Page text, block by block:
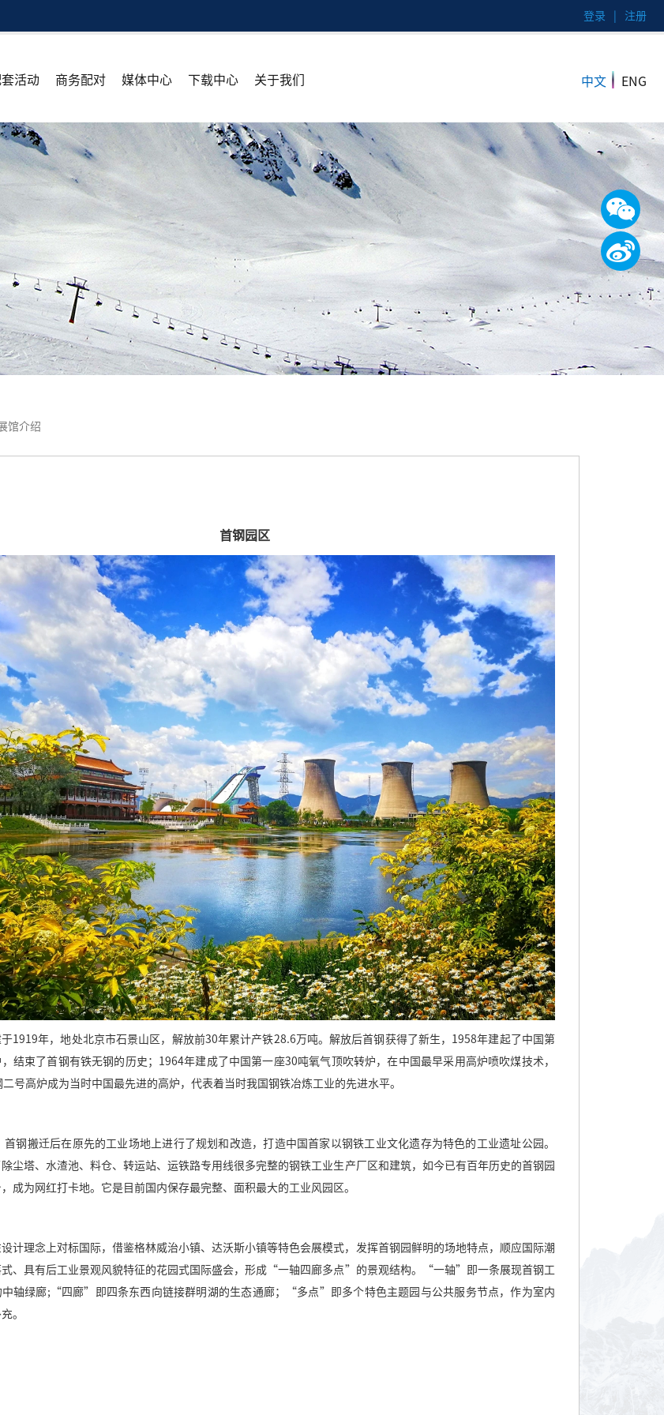
登录 注册
活动 商务配对 媒体中心 下载中心 关于我们 中文 | ENG
馆介绍
首钢园区
1919年，地处北京市石景山区，解放前30年累计产铁28.6万吨。解放后首钢获得了新生， 1958年建起了中国第
结束了首钢有铁无钢的历史； 1964年建成了中国第一座30 吨氧气顶吹转炉，在中国最早采用高炉喷吹煤技术，
号高炉成为当时中国最先进的高炉，代表着当时我国钢铁冶炼工业的先进水平。
首钢搬迁后在原先的工业场地上进行了规划和改造，打造中国首家以钢铁工业文化遗存为特色的工业遗址公园。
尘塔、水渣池、料仓、转运站、运铁路专用线很多完整的钢铁工业生产厂区和建筑，如今已有百年历史的首钢园
成为网红打卡地。它是目前国内保存最完整、面积最大的工业风园区。
计理念上对标国际，借鉴格林威治小镇、达沃斯小镇等特色会展模式，发挥首钢园鲜明的场地特点，顺应国际潮
、具有后工业景观风貌特征的花园式国际盛会，形成 “一轴四廊多点” 的景观结构。 “一轴”
即一条展现首钢工
轴绿廊 ;“四廊” 即四条东西向链接群明湖的生态通廊； “多点”
即多个特色主题园与公共服务节点，作为室内
。